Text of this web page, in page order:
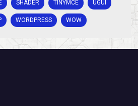
SHADER TINYMCE UGUI
WORDPRESS WOW